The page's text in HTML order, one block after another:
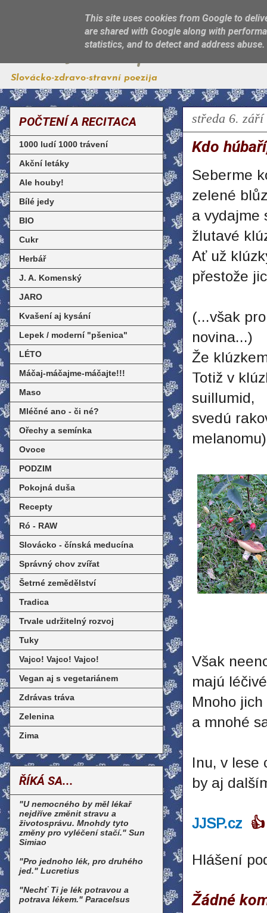
Jest, jak sa patří
Slovácko-zdravo-stravní poezija
středa 6. září
Kdo
Seberme
zelené
a vydajme
žlutavé
Ať už
přestože
(...však
novina...)
Že
Totiž v
suillumid,
svedú
Však
majú
Mnoho
a mnohé
Inu, v lese
by aj
JJSP.cz
Hlášení
Žádné
POČTENÍ A RECITACA
1000 ludí 1000 trávení
Akční letáky
Ale houby!
Bílé jedy
BIO
Cukr
Herbář
J. A. Komenský
JARO
Kvašení aj kysání
Lepek / moderní "pšenica"
LÉTO
Máčaj-máčajme-máčajte!!!
Maso
Mléčné ano - či né?
Ořechy a semínka
Ovoce
PODZIM
Pokojná duša
Recepty
Ró - RAW
Slovácko - čínská meducína
Správný chov zvířat
Šetrné zemědělství
Tradica
Trvale udržitelný rozvoj
Tuky
Vajco! Vajco! Vajco!
Vegan aj s vegetariánem
Zdrávas tráva
Zelenina
Zima
ŘÍKÁ SA...
"U nemocného by měl lékař
nejdříve změnit stravu a
životosprávu. Mnohdy tyto
změny pro vyléčení stačí." Sun
Simiao
"Pro jednoho lék, pro druhého
jed." Lucretius
"Nechť Ti je lék potravou a
potrava lékem." Paracelsus
This site uses cookies from Google to
are shared with Google along with
statistics, and to detect and address abuse.